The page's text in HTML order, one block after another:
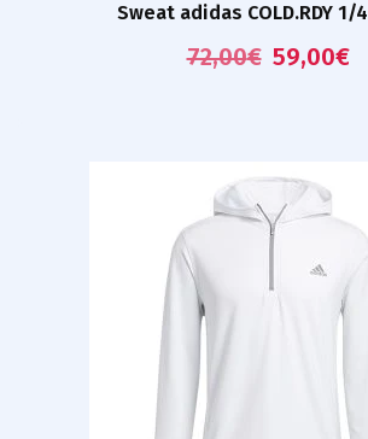
Sweat adidas COLD.RDY 1/
72,00€ 59,00€